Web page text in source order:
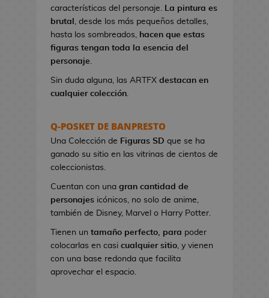
g
o
e
c
s
d
e
V
o
características del personaje. La pintura es
brutal , desde los más pequeños detalles,
hasta los sombreados, hacen que estas
figuras tengan toda la esencia del
personaje.
Sin duda alguna, las ARTFX destacan en
cualquier colección.
Q-POSKET DE BANPRESTO
Una Colección de Figuras SD que se ha
ganado su sitio en las vitrinas de cientos de
coleccionistas.
Cuentan con una gran cantidad de
personajes icónicos, no solo de anime,
también de Disney, Marvel o Harry Potter.
Tienen un tamaño perfecto, para poder
colocarlas en casi cualquier sitio, y vienen
con una base redonda que facilita
aprovechar el espacio.